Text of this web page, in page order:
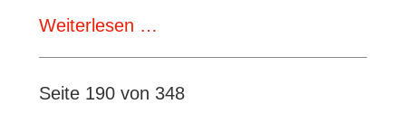
Weiterlesen …
Chemin
Seite 190 von 348